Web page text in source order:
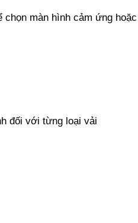
màn hình cảm ứng
đối với từng loại vải